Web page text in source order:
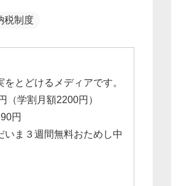
税制度
をとどけるメディアです。
（学割月額2200円）
円
いま３週間無料おためし中